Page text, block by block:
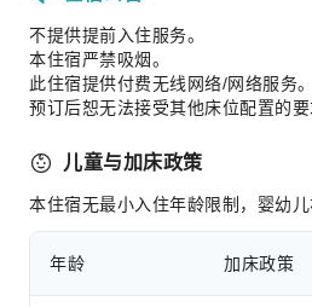
不提供提前入住服务。
本住宿严禁吸烟。
此住宿提供付费无线网络/网络服务。
预订后恕无法接受其他床位配置的要
儿童与加床政策
本住宿无最小入住年龄限制，婴幼儿
年龄 加床政策